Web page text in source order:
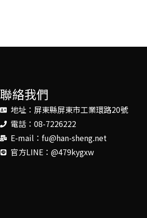
聯絡我們
地址：屏東縣屏東市工業環路20號
電話：08-7226222
E-mail：fu@han-sheng.net
官方LINE：@479kygxw